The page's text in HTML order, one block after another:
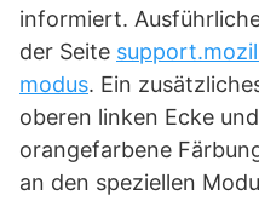
informiert.
der Seite
modus. Ein
oberen linken Ecke
orangefarbene
an den speziellen